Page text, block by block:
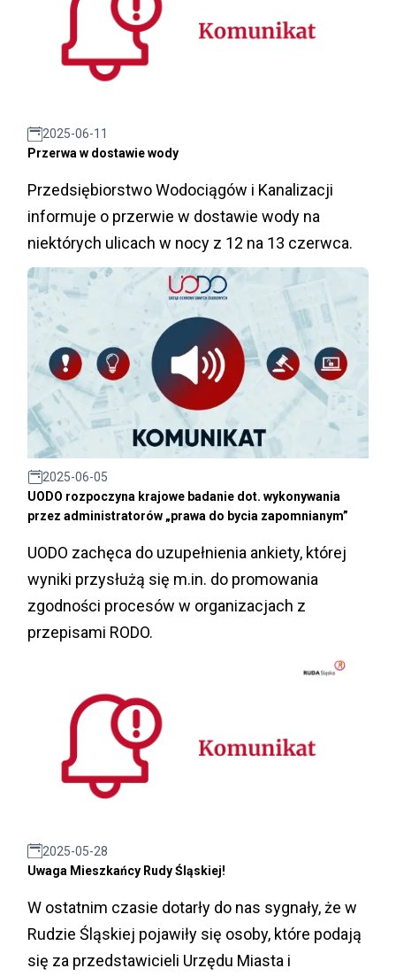
2025-06-11
Przerwa w dostawie wody
Przedsiębiorstwo Wodociągów i Kanalizacji
informuje o przerwie w dostawie wody na
niektórych ulicach w nocy z 12 na 13 czerwca.
2025-06-05
UODO rozpoczyna krajowe badanie dot. wykonywania
przez administratorów „prawa do bycia zapomnianym”
UODO zachęca do uzupełnienia ankiety, której
wyniki przysłużą się m.in. do promowania
zgodności procesów w organizacjach z
przepisami RODO.
2025-05-28
Uwaga Mieszkańcy Rudy Śląskiej!
W ostatnim czasie dotarły do nas sygnały, że w
Rudzie Śląskiej pojawiły się osoby, które podają
się za przedstawicieli Urzędu Miasta i